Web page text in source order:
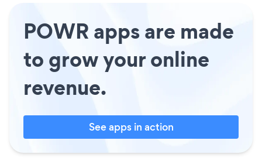
POWR apps are made
to grow your online
revenue.
See apps in action